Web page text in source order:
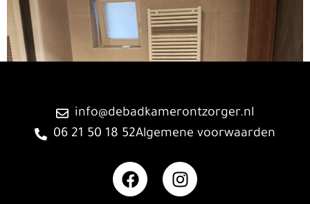
info@debadkamerontzorger.nl
06 21 50 18 52Algemene voorwaarden